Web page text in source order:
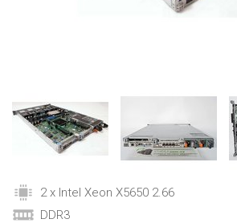
2 x Intel Xeon X5650 2.66
DDR3